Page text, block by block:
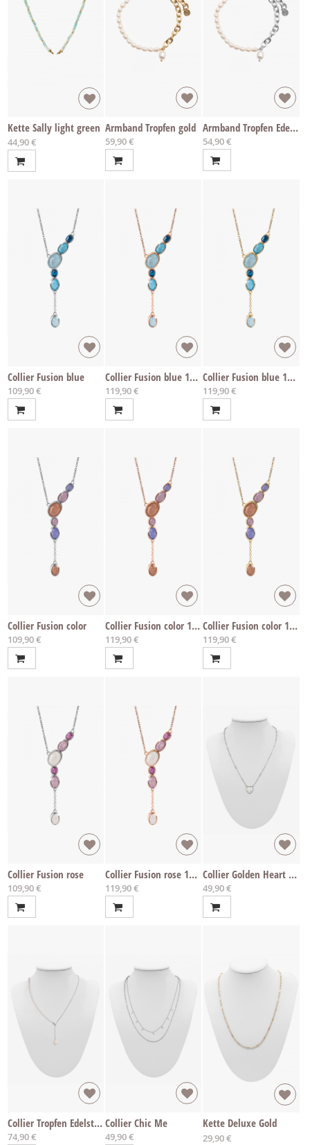
Kette Sally light green
Ab
44,90 €
Armband Tropfen gold
59,90 €
Armband Tropfen Edelstahl
54,90 €
Collier Fusion blue
109,90 €
Collier Fusion blue 14k roségold
119,90 €
Collier Fusion blue 14k vergoldet
119,90 €
Collier Fusion color
109,90 €
Collier Fusion color 14k roségold
119,90 €
Collier Fusion color 14k vergoldet
119,90 €
Collier Fusion rose
109,90 €
Collier Fusion rose 14k roségold
119,90 €
Collier Golden Heart Edelstahl
49,90 €
Collier Tropfen Edelstahl
74,90 €
Collier Chic Me
49,90 €
Kette Deluxe Gold
Ab
29,90 €